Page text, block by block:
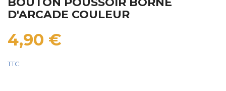
D'ARCADE COULEUR
4,90 €
TTC